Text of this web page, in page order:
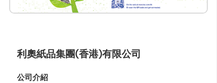
利奧紙品集團(香港)有限公司
公司介紹